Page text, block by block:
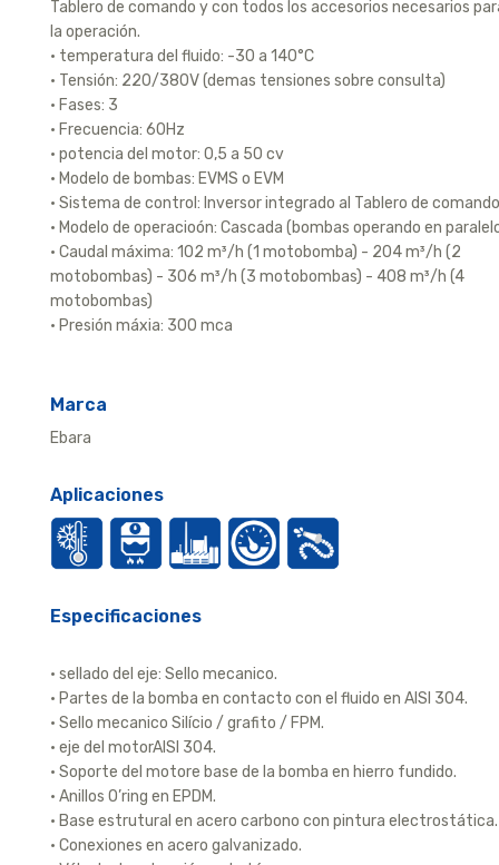
Tablero de comando y con todos los accesorios necesarios
la operación.
• temperatura del fluido: -30 a 140°C
• Tensión: 220/380V (demas tensiones sobre consulta)
• Fases: 3
• Frecuencia: 60Hz
• potencia del motor: 0,5 a 50 cv
• Modelo de bombas: EVMS o EVM
• Sistema de control: Inversor integrado al Tablero de comando
• Modelo de operacioón: Cascada (bombas operando en
• Caudal máxima: 102 m³/h (1 motobomba) - 204 m³/h (2
motobombas) - 306 m³/h (3 motobombas) - 408 m³/h (4
motobombas)
• Presión máxia: 300 mca
Marca
Ebara
Aplicaciones
Especificaciones
• sellado del eje: Sello mecanico.
• Partes de la bomba en contacto con el fluido en AISI 304.
• Sello mecanico Silício / grafito / FPM.
• eje del motorAISI 304.
• Soporte del motore base de la bomba en hierro fundido.
• Anillos O’ring en EPDM.
• Base estrutural en acero carbono con pintura electrostática.
• Conexiones en acero galvanizado.